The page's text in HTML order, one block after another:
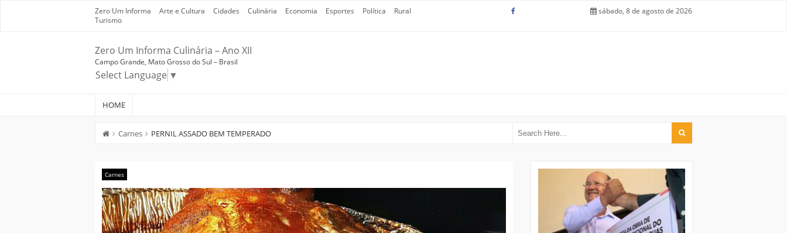
Zero Um Informa Arte e Cultura Cidades Culinária Economia Esportes Política
Rural
Turismo
sábado, 8 de agosto de 2026
Zero Um Informa Culinária – Ano XII
Campo Grande, Mato Grosso do Sul – Brasil
Select Language ▼
HOME
Carnes PERNIL ASSADO BEM TEMPERADO
Carnes